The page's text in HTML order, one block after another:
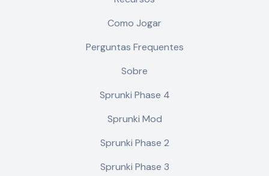
Como Jogar
Perguntas Frequentes
Sobre
Sprunki Phase 4
Sprunki Mod
Sprunki Phase 2
Sprunki Phase 3